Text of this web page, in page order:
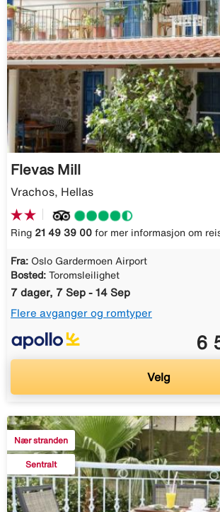
Flevas Mill
Vrachos, Hellas
Ring 21 49 39 00 for mer informasjon om
Fra: Oslo Gardermoen Airport
Bosted: Toromsleilighet
7 dager, 7 Sep - 14 Sep
Flere avganger og romtyper
6
Velg
Nær stranden
Sentralt